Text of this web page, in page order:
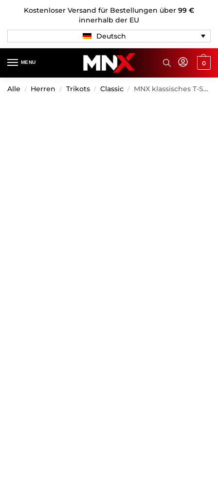
Kostenloser Versand für Bestellungen über 99 €
innerhalb der EU
Deutsch
MENU 0
Alle / Herren / Trikots / Classic / MNX klassisches T-Shirt Golden Era 2.0, blau